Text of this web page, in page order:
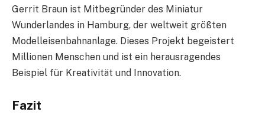
Gerrit Braun ist Mitbegründer des Miniatur
Wunderlandes in Hamburg, der weltweit größten
Modelleisenbahnanlage. Dieses Projekt begeistert
Millionen Menschen und ist ein herausragendes
Beispiel für Kreativität und Innovation.
Fazit